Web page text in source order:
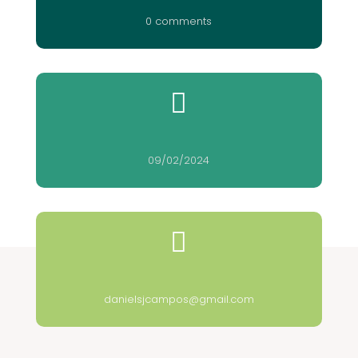
0 comments

09/02/2024

danielsjcampos@gmail.com